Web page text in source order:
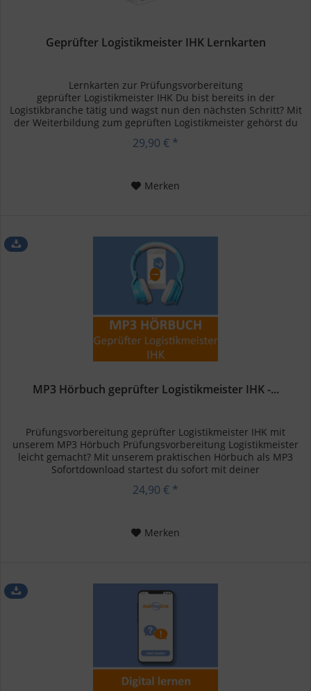
Geprüfter Logistikmeister IHK Lernkarten
Lernkarten zur Prüfungsvorbereitung
geprüfter Logistikmeister IHK Du bist bereits in der
Logistikbranche tätig und wagst nun den nächsten Schritt? Mit
der Weiterbildung zum geprüften Logistikmeister gehörst du
zu den oberen...
29,90 € *
Merken
MP3 Hörbuch geprüfter Logistikmeister IHK -...
Prüfungsvorbereitung geprüfter Logistikmeister IHK mit
unserem MP3 Hörbuch Prüfungsvorbereitung Logistikmeister
leicht gemacht? Mit unserem praktischen Hörbuch als MP3
Sofortdownload startest du sofort mit deiner
Prüfungsvorbereitung. So...
24,90 € *
Merken